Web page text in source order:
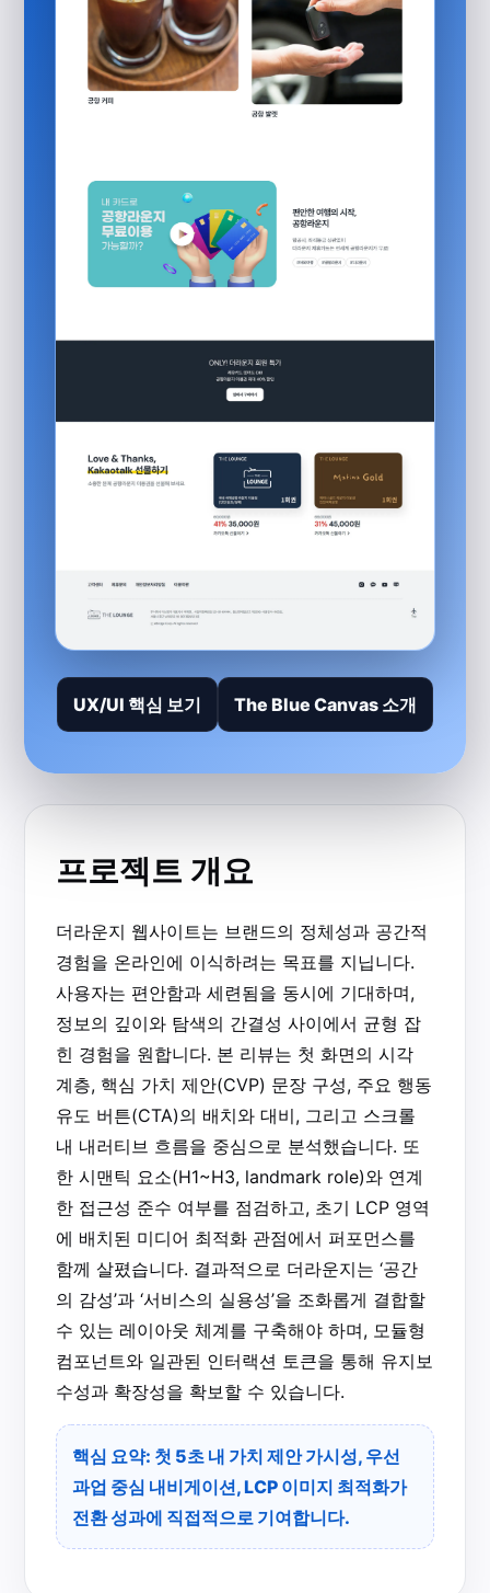
UX/UI 핵심 보기 The Blue Canvas 소개
프로젝트 개요
더라운지 웹사이트는 브랜드의 정체성과 공간적
경험을 온라인에 이식하려는 목표를 지닙니다.
사용자는 편안함과 세련됨을 동시에 기대하며,
정보의 깊이와 탐색의 간결성 사이에서 균형 잡
힌 경험을 원합니다. 본 리뷰는 첫 화면의 시각
계층, 핵심 가치 제안(CVP) 문장 구성, 주요 행동
유도 버튼(CTA)의 배치와 대비, 그리고 스크롤
내 내러티브 흐름을 중심으로 분석했습니다. 또
한 시맨틱 요소(H1~H3, landmark role)와 연계
한 접근성 준수 여부를 점검하고, 초기 LCP 영역
에 배치된 미디어 최적화 관점에서 퍼포먼스를
함께 살폈습니다. 결과적으로 더라운지는 ‘공간
의 감성’과 ‘서비스의 실용성’을 조화롭게 결합할
수 있는 레이아웃 체계를 구축해야 하며, 모듈형
컴포넌트와 일관된 인터랙션 토큰을 통해 유지보
수성과 확장성을 확보할 수 있습니다.
핵심 요약: 첫 5초 내 가치 제안 가시성, 우선
과업 중심 내비게이션, LCP 이미지 최적화가
전환 성과에 직접적으로 기여합니다.